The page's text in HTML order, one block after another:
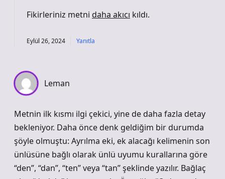
Fikirleriniz metni daha akıcı kıldı.
Eylül 26, 2024 Yanıtla
Leman
Metnin ilk kısmı ilgi çekici, yine de daha fazla detay
bekleniyor. Daha önce denk geldiğim bir durumda
şöyle olmuştu: Ayrılma eki, ek alacağı kelimenin son
ünlüsüne bağlı olarak ünlü uyumu kurallarına göre
“den”, “dan”, “ten” veya “tan” şeklinde yazılır. Bağlaç